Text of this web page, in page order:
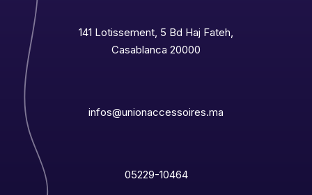
141 Lotissement, 5 Bd Haj Fateh,
Casablanca 20000
infos@unionaccessoires.ma
05229-10464